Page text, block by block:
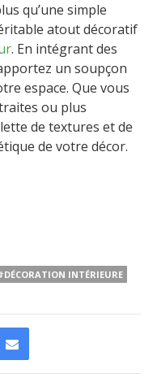
qu’une simple
atout décoratif
. En intégrant des
un soupçon
espace. Que vous
ou plus
de textures et de
de votre décor.
INTÉRIEURE